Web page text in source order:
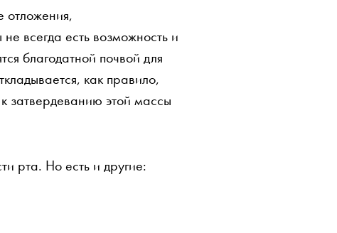
отложения,
всегда есть возможность и
благодатной почвой для
как правило,
затвердеванию этой массы
рта. Но есть и другие: